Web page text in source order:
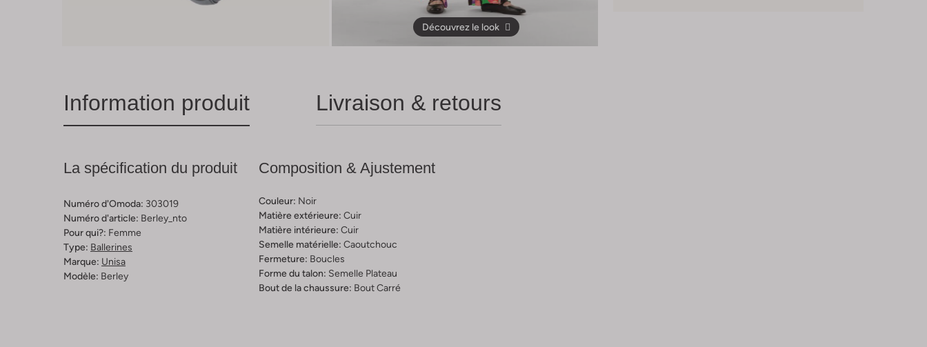
Découvrez le look
Information produit Livraison & retours
La spécification du produit
Numéro d'Omoda: 303019
Numéro d'article: Berley_nto
Pour qui?: Femme
Type: Ballerines
Marque: Unisa
Modèle: Berley
Composition & Ajustement
Couleur: Noir
Matière extérieure: Cuir
Matière intérieure: Cuir
Semelle matérielle: Caoutchouc
Fermeture: Boucles
Forme du talon: Semelle Plateau
Bout de la chaussure: Bout Carré